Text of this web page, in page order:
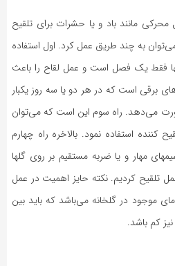
مانند باد و یا حشرات برای تلقیح
به چند طریق عمل کرد. اول استفاده
فقط یک فصل است و عمل لقاح را باعث
برقی است که در هر دو یا سه روز یکبار
می‌دهد. راه سوم این است که می‌توان
کننده استفاده نمود. بالاخره راه چهارم
مهار و یا ضربه مستقیم بر روی گلها
تلقیح کردیم. نکته حایز اهمیت در عمل
موجود در گلخانه می‌باشد که باید بین